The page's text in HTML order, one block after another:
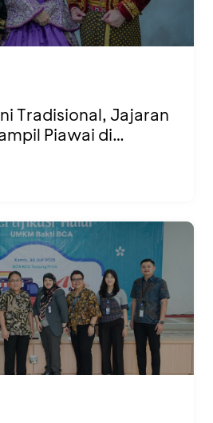
Tradisional, Jajaran
Piawai di